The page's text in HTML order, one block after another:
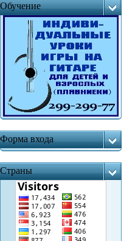
Обучение
Форма входа
Страны